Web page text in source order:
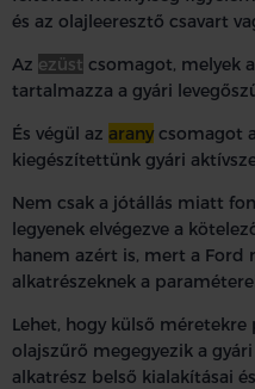
és az olajleeresztő csavart
Az ezüst csomagot, melyek
tartalmazza a gyári
És végül az arany csomagot
kiegészítettünk gyári
Nem csak a jótállás miatt
legyenek elvégezve a
hanem azért is, mert a Ford
alkatrészeknek a
Lehet, hogy külső
olajszűrő megegyezik a
alkatrész belső kialakításai